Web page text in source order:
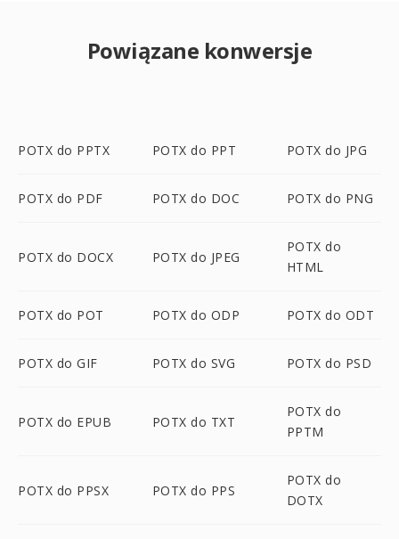
Powiązane konwersje
POTX do PPTX POTX do PPT POTX do JPG
POTX do PDF POTX do DOC POTX do PNG
POTX do DOCX POTX do JPEG
POTX do
HTML
POTX do POT POTX do ODP POTX do ODT
POTX do GIF POTX do SVG POTX do PSD
POTX do EPUB POTX do TXT
POTX do
PPTM
POTX do PPSX POTX do PPS
POTX do
DOTX